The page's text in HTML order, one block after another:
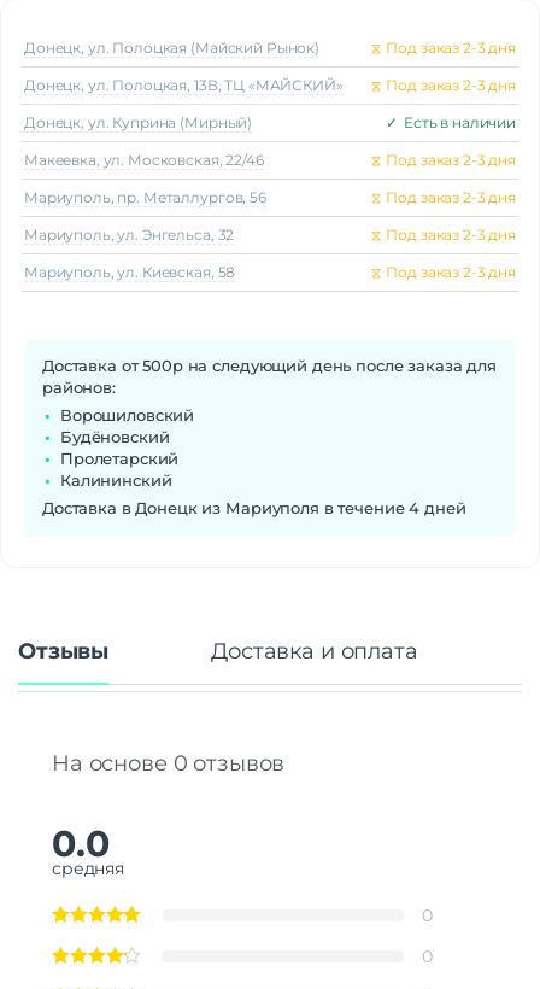
Донецк, ул. Полоцкая (Майский Рынок) ⧖ Под заказ 2-3 дня
Донецк, ул. Полоцкая, 13В, ТЦ «МАЙСКИЙ» ⧖ Под заказ 2-3 дня
Донецк, ул. Куприна (Мирный) ✓ Есть в наличии
Макеeвка, ул. Московская, 22/46 ⧖ Под заказ 2-3 дня
Мариуполь, пр. Металлургов, 56 ⧖ Под заказ 2-3 дня
Мариуполь, ул. Энгельса, 32 ⧖ Под заказ 2-3 дня
Мариуполь, ул. Киевская, 58 ⧖ Под заказ 2-3 дня
Доставка от 500р на следующий день после заказа для
районов:
Ворошиловский
Будёновский
Пролетарский
Калининский
Доставка в Донецк из Мариуполя в течение 4 дней
Отзывы Доставка и оплата
На основе 0 отзывов
0.0
средняя
0
0